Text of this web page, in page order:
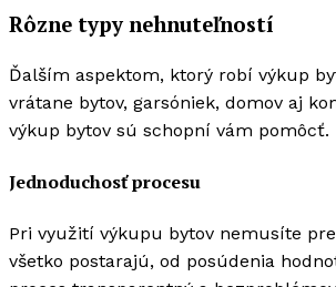
Rôzne typy nehnuteľností
Ďalším aspektom, ktorý robí výkup
vrátane bytov, garsóniek, domov aj
výkup bytov sú schopní vám pomôcť.
Jednoduchosť procesu
Pri využití výkupu bytov nemusíte
všetko postarajú, od posúdenia